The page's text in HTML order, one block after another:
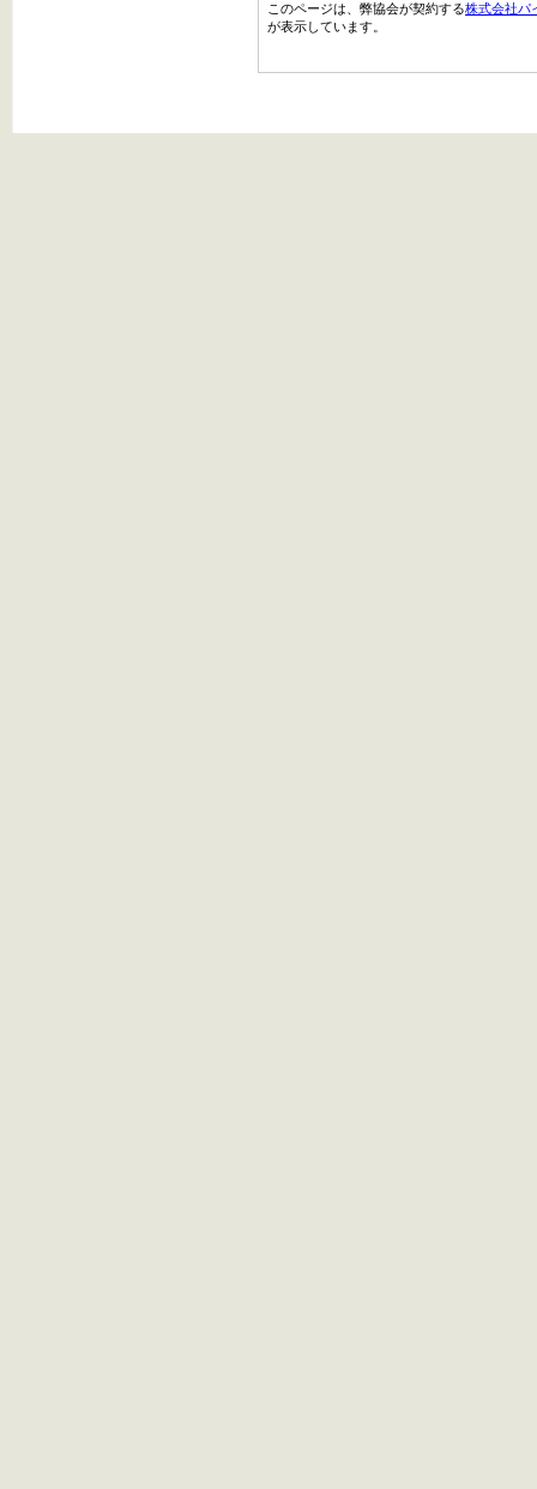
このページは、弊協会が契約する株式会社パ
が表示しています。